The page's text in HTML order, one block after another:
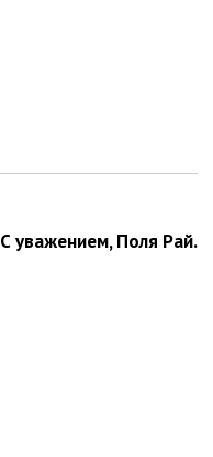
С уважением, Поля Рай.